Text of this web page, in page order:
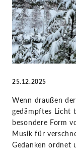
Glass
Diverse
Künstler
25.12.2025
Wenn draußen
gedämpftes Licht
besondere Form
Musik für
Gedanken ordnet